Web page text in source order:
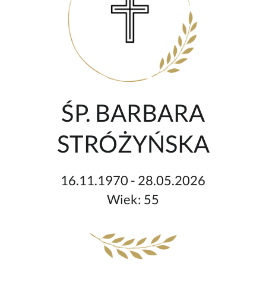
ŚP. BARBARA
STRÓŻYŃSKA
16.11.1970 - 28.05.2026
Wiek: 55